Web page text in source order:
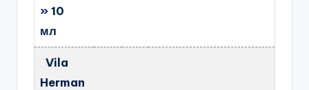
» 10
мл
Vila
Herman